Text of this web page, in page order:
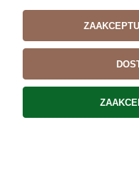
Zrębki Wędzarnicze